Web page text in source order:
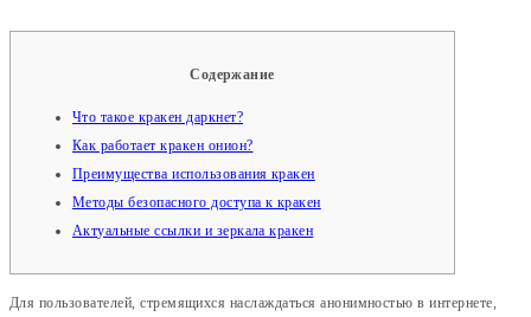
Содержание
Что такое кракен даркнет?
Как работает кракен онион?
Преимущества использования кракен
Методы безопасного доступа к кракен
Актуальные ссылки и зеркала кракен
Для пользователей, стремящихся наслаждаться анонимностью в интернете,